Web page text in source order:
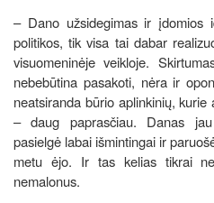
– Dano užsidegimas ir įdomios
politikos, tik visa tai dabar
visuomeninėje veikloje.
nebebūtina pasakoti, nėra ir
neatsiranda būrio aplinkinių,
– daug paprasčiau. Danas
pasielgė labai išmintingai ir
metu ėjo. Ir tas kelias tikrai
nemalonus.